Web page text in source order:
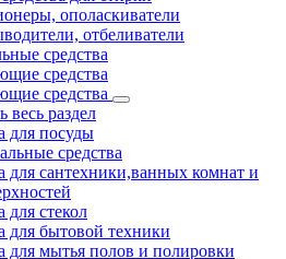
ополаскиватели
отбеливатели
средства
средства
средства
весь раздел
для посуды
средства
для сантехники,ванных комнат и
для стекол
для бытовой техники
для мытья полов и полировки